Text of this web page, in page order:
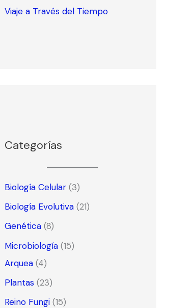
Viaje a Través del Tiempo
Categorías
Biología Celular (3)
Biología Evolutiva (21)
Genética (8)
Microbiología (15)
Arquea (4)
Plantas (23)
Reino Fungi (15)